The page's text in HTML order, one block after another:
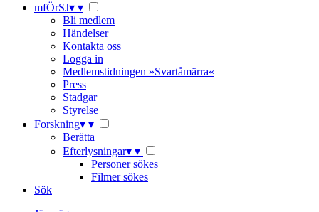
mfÖrSJ▾ ▾
Bli medlem
Händelser
Kontakta oss
Logga in
Medlemstidningen »Svartåmärra«
Press
Stadgar
Styrelse
Forskning▾ ▾
Berätta
Efterlysningar▾ ▾
Personer sökes
Filmer sökes
Sök